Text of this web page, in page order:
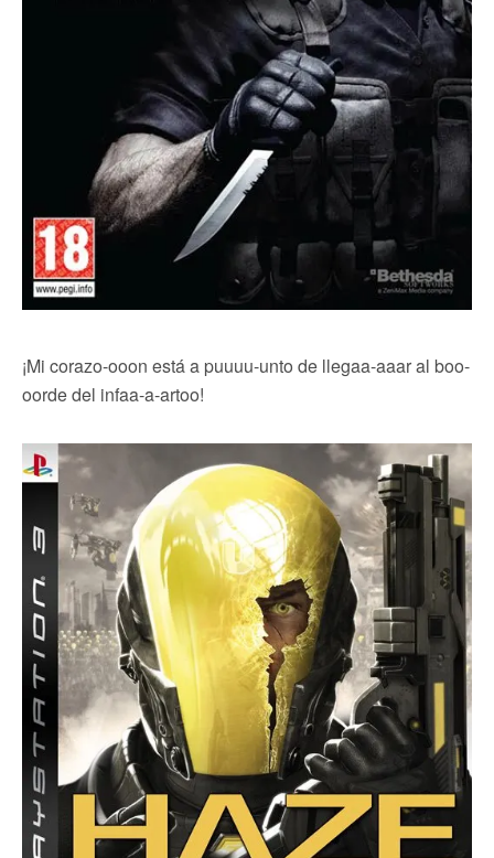
¡Mi corazo-ooon está a puuuu-unto de llegaa-aaar al boo-
oorde del infaa-a-artoo!